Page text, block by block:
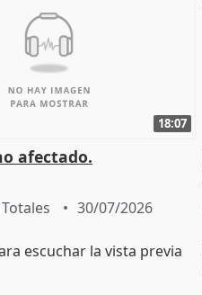
18:07
afectado.
30/07/2026